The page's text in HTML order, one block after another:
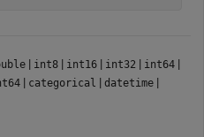
| int8 | int16 | int32 | int64 |
| categorical | datetime |